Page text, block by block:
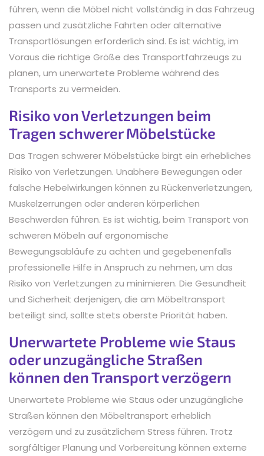
führen, wenn die Möbel nicht vollständig in das Fahrzeug
passen und zusätzliche Fahrten oder alternative
Transportlösungen erforderlich sind. Es ist wichtig, im
Voraus die richtige Größe des Transportfahrzeugs zu
planen, um unerwartete Probleme während des
Transports zu vermeiden.
Risiko von Verletzungen beim
Tragen schwerer Möbelstücke
Das Tragen schwerer Möbelstücke birgt ein erhebliches
Risiko von Verletzungen. Unabhere Bewegungen oder
falsche Hebelwirkungen können zu Rückenverletzungen,
Muskelzerrungen oder anderen körperlichen
Beschwerden führen. Es ist wichtig, beim Transport von
schweren Möbeln auf ergonomische
Bewegungsabläufe zu achten und gegebenenfalls
professionelle Hilfe in Anspruch zu nehmen, um das
Risiko von Verletzungen zu minimieren. Die Gesundheit
und Sicherheit derjenigen, die am Möbeltransport
beteiligt sind, sollte stets oberste Priorität haben.
Unerwartete Probleme wie Staus
oder unzugängliche Straßen
können den Transport verzögern
Unerwartete Probleme wie Staus oder unzugängliche
Straßen können den Möbeltransport erheblich
verzögern und zu zusätzlichem Stress führen. Trotz
sorgfältiger Planung und Vorbereitung können externe